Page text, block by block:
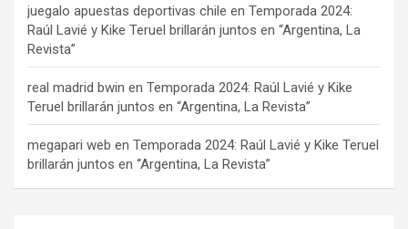
juegalo apuestas deportivas chile en Temporada 2024:
Raúl Lavié y Kike Teruel brillarán juntos en “Argentina, La
Revista”
real madrid bwin en Temporada 2024: Raúl Lavié y Kike
Teruel brillarán juntos en “Argentina, La Revista”
megapari web en Temporada 2024: Raúl Lavié y Kike Teruel
brillarán juntos en “Argentina, La Revista”